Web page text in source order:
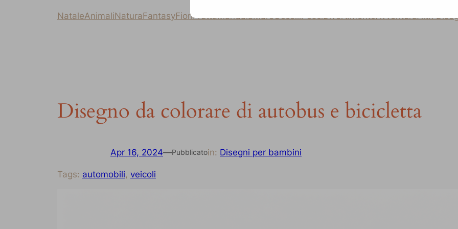
NataleAnimaliNaturaFantasyFioriFruttaMandalaMareUccelliPesciDivertimentoAvventuraAltri
Disegno da colorare di autobus e bicicletta
Apr 16, 2024—Pubblicatoin: Disegni per bambini
Tags: automobili, veicoli